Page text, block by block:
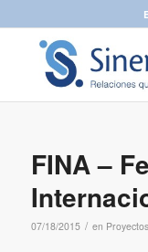
FINA –
07/18/2015 / en Proyectos